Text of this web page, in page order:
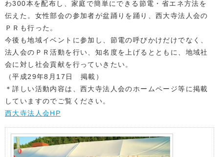
わ300本を配布し、家庭で簡単にできる節電・省エネ方法を
伝えた。女性部会の参加者が盆踊りを踊り、西大寺法人会の
ＰＲも行った。
今後も地域イベントに参加し、節電の呼びかけだけでなく、
法人会のＰＲ活動を行い、知名度を上げるとともに、地域社
会に対し社会貢献を行っていきたい。
（平成29年8月17日 掲載）
＊詳しい活動内容は、西大寺法人会のホームページ等に掲載
していますのでご覧ください。
西大寺法人会HP